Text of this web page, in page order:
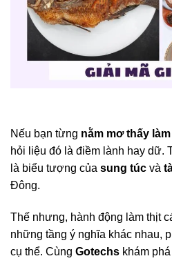
Nếu bạn từng nằm mơ thấy
hỏi liệu đó là điềm lành hay dữ.
là biểu tượng của sung túc và
Đông.
Thế nhưng, hành động làm thịt
những tầng ý nghĩa khác nhau,
cụ thể. Cùng Gotechs khám